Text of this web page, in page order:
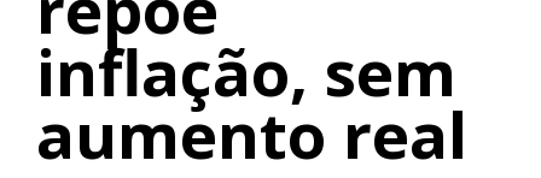
inflação, sem
aumento real